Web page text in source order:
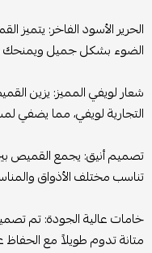
الحرير الأسود الفاخر:
الضوء بشكل جميل ويمنحك
شعار لويفي المميز: يزين
التجارية لويفي، مما يضفي
تصميم أنيق: يجمع القميص
تناسب مختلف الأذواق
خامات عالية الجودة: تم
متانة تدوم طويلاً مع الحفاظ